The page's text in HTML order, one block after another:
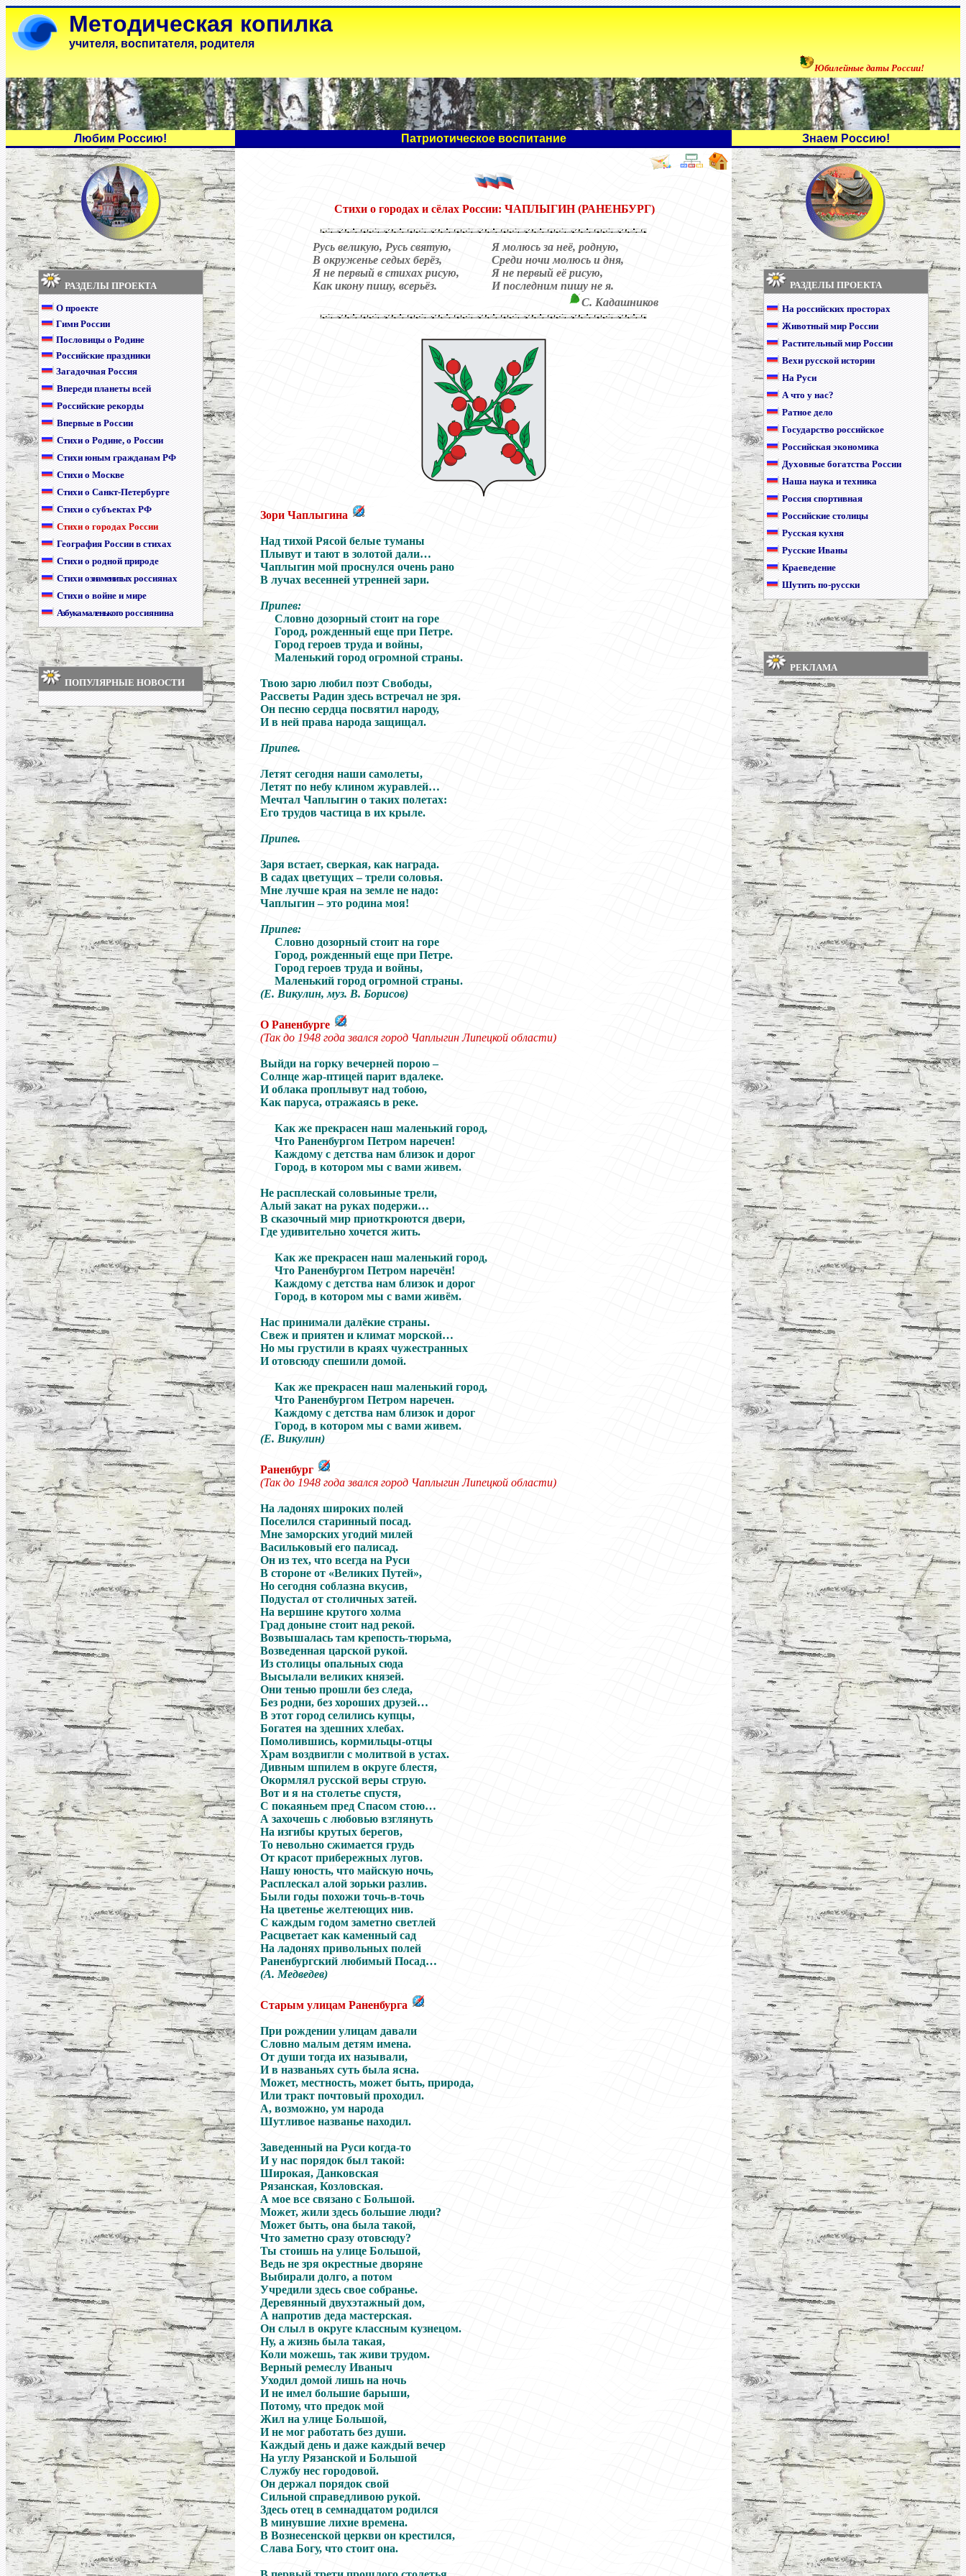
Методическая копилка
учителя, воспитателя, родителя
Юбилейные даты России!
Любим Россию! Патриотическое воспитание Знаем Россию!
РАЗДЕЛЫ ПРОЕКТА
О проекте
Гимн России
Пословицы о Родине
Российские праздники
Загадочная Россия
Впереди планеты всей
Российские рекорды
Впервые в России
Стихи о Родине, о России
Стихи юным гражданам РФ
Стихи о Москве
Стихи о Санкт-Петербурге
Стихи о субъектах РФ
Стихи о городах России
География России в стихах
Стихи о родной природе
Стихио знаменитыхроссиянах
Стихи о войне и мире
Азбука маленькогороссиянина
ПОПУЛЯРНЫЕ НОВОСТИ
Стихио городах и сёлах России: ЧАПЛЫГИН (РАНЕНБУРГ)
Русь великую, Русь святую,
В окруженье седых берёз,
Я не первый в стихах рисую,
Как икону пишу, всерьёз.
Я молюсь за неё, родную,
Среди ночи молюсь и дня,
Я не первый её рисую,
И последним пишу не я.
С. Кадашников
Зори Чаплыгина
Над тихой Рясой белые туманы
Плывут и тают в золотой дали…
Чаплыгин мой проснулся очень рано
В лучах весенней утренней зари.
Припев:
Словно дозорный стоит на горе
Город, рожденный еще при Петре.
Город героев труда и войны,
Маленький город огромной страны.
Твою зарю любил поэт Свободы,
Рассветы Радин здесь встречал не зря.
Он песню сердца посвятил народу,
И в ней права народа защищал.
Припев.
Летят сегодня наши самолеты,
Летят по небу клином журавлей…
Мечтал Чаплыгин о таких полетах:
Его трудов частица в их крыле.
Припев.
Заря встает, сверкая, как награда.
В садах цветущих – трели соловья.
Мне лучше края на земле не надо:
Чаплыгин – это родина моя!
Припев:
Словно дозорный стоит на горе
Город, рожденный еще при Петре.
Город героев труда и войны,
Маленький город огромной страны.
(Е. Викулин, муз. В. Борисов)
О Раненбурге
(Такдо 1948 годазвался город Чаплыгин Липецкой области)
Выйди на горку вечерней порою –
Солнце жар-птицей парит вдалеке.
И облака проплывут над тобою,
Как паруса, отражаясь в реке.
Как же прекрасен наш маленький город,
Что Раненбургом Петром наречен!
Каждому с детства нам близок и дорог
Город, в котором мы с вами живем.
Не расплескай соловьиные трели,
Алый закат на руках подержи…
В сказочный мир приоткроются двери,
Где удивительно хочется жить.
Как же прекрасен наш маленький город,
Что Раненбургом Петром наречён!
Каждому с детства нам близок и дорог
Город, в котором мы с вами живём.
Нас принимали далёкие страны.
Свеж и приятен и климат морской…
Но мы грустили в краях чужестранных
И отовсюду спешили домой.
Как же прекрасен наш маленький город,
Что Раненбургом Петром наречен.
Каждому с детства нам близок и дорог
Город, в котором мы с вами живем.
(Е. Викулин)
Раненбург
(Такдо 1948 годазвался город Чаплыгин Липецкой области)
На ладонях широких полей
Поселился старинный посад.
Мне заморских угодий милей
Васильковый его палисад.
Он из тех, что всегда на Руси
В стороне от «Великих Путей»,
Но сегодня соблазна вкусив,
Подустал от столичных затей.
На вершине крутого холма
Град доныне стоит над рекой.
Возвышалась там крепость-тюрьма,
Возведенная царской рукой.
Из столицы опальных сюда
Высылали великих князей.
Они тенью прошли без следа,
Без родни, без хороших друзей…
В этот город селились купцы,
Богатея на здешних хлебах.
Помолившись, кормильцы-отцы
Храм воздвигли с молитвой в устах.
Дивным шпилем в округе блестя,
Окормлял русской веры струю.
Вот и я на столетье спустя,
С покаяньем пред Спасом стою…
А захочешь с любовью взглянуть
На изгибы крутых берегов,
То невольно сжимается грудь
От красот прибережных лугов.
Нашу юность, что майскую ночь,
Расплескал алой зорьки разлив.
Были годы похожи точь-в-точь
На цветенье желтеющих нив.
С каждым годом заметно светлей
Расцветает как каменный сад
На ладонях привольных полей
Раненбургский любимый Посад…
(А. Медведев)
Старым улицам Раненбурга
При рождении улицам давали
Словно малым детям имена.
От души тогда их называли,
И в названьях суть была ясна.
Может, местность, может быть, природа,
Или тракт почтовый проходил.
А, возможно, ум народа
Шутливое названье находил.
Заведенный на Руси когда-то
И у нас порядок был такой:
Широкая, Данковская
Рязанская, Козловская.
А мое все связано с Большой.
Может, жили здесь большие люди?
Может быть, она была такой,
Что заметно сразу отовсюду?
Ты стоишь на улице Большой,
Ведь не зря окрестные дворяне
Выбирали долго, а потом
Учредили здесь свое собранье.
Деревянный двухэтажный дом,
А напротив деда мастерская.
Он слыл в округе классным кузнецом.
Ну, а жизнь была такая,
Коли можешь, так живи трудом.
Верный ремеслу Иваныч
Уходил домой лишь на ночь
И не имел большие барыши,
Потому, что предок мой
Жил на улице Большой,
И не мог работать без души.
Каждый день и даже каждый вечер
На углу Рязанской и Большой
Службу нес городовой.
Он держал порядок свой
Сильной справедливою рукой.
Здесь отец в семнадцатом родился
В минувшие лихие времена.
В Вознесенской церкви он крестился,
Слава Богу, что стоит она.
РАЗДЕЛЫ ПРОЕКТА
На российских просторах
Животный мир России
Растительный мир России
Вехи русской истории
На Руси
А что у нас?
Ратное дело
Государство российское
Российская экономика
Духовные богатства России
Наша наука и техника
Россия спортивная
Российские столицы
Русская кухня
Русские Иваны
Краеведение
Шутить по-русски
РЕКЛАМА